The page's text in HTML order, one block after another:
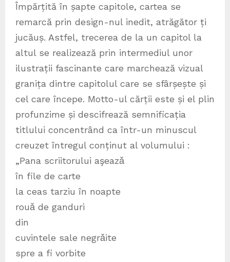
Împărțită în șapte capitole, cartea se
remarcă prin design-nul inedit, atrăgător ți
jucăuș. Astfel, trecerea de la un capitol la
altul se realizează prin intermediul unor
ilustrații fascinante care marchează vizual
granița dintre capitolul care se sfârșește și
cel care începe. Motto-ul cărții este și el plin
profunzime și descifrează semnificația
titlului concentrând ca într-un minuscul
creuzet întregul conținut al volumului :
„Pana scriitorului aşeazǎ
în file de carte
la ceas tarziu în noapte
rouǎ de ganduri
din
cuvintele sale negrǎite
spre a fi vorbite